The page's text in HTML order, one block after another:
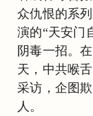
众仇恨的系
演的“天安门
阴毒一招。
天，中共喉
采访，企图
人。